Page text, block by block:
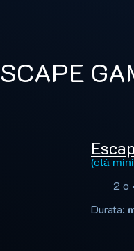
(età
2 o 4
Durata: